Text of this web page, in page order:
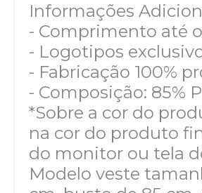
Informações
- Comprimento até
- Logotipos
- Fabricação 100%
- Composição: 85%
*Sobre a cor do
na cor do produto
do monitor ou tela
Modelo veste